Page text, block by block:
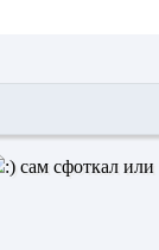
сам сфоткал или